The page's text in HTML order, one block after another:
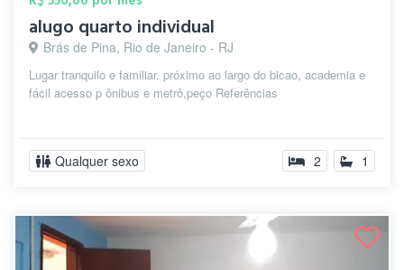
alugo quarto individual
Brás de Pina, Rio de Janeiro - RJ
Lugar tranquilo e familiar. próximo ao largo do bicao, academia e
fácil acesso p ônibus e metrô,peço Referências
Qualquer sexo 2 1